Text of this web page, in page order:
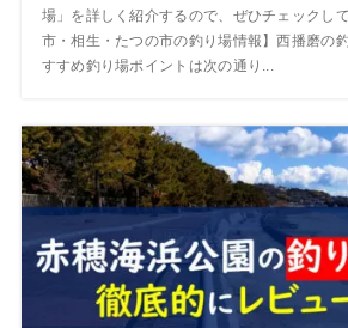
場」を詳しく紹介するので、ぜひチェックし
市・相生・たつの市の釣り場情報】西播磨の
すすめ釣り場ポイントは次の通り...